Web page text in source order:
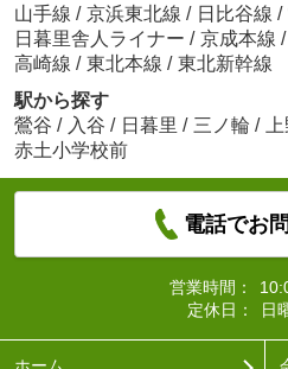
山手線 / 京浜東北線 / 日比谷線 /
日暮里舎人ライナー / 京成本線 /
高崎線 / 東北本線 / 東北新幹線
駅から探す
鶯谷 / 入谷 / 日暮里 / 三ノ輪 /
赤土小学校前
電話でお
営業時間：
定休日：
日